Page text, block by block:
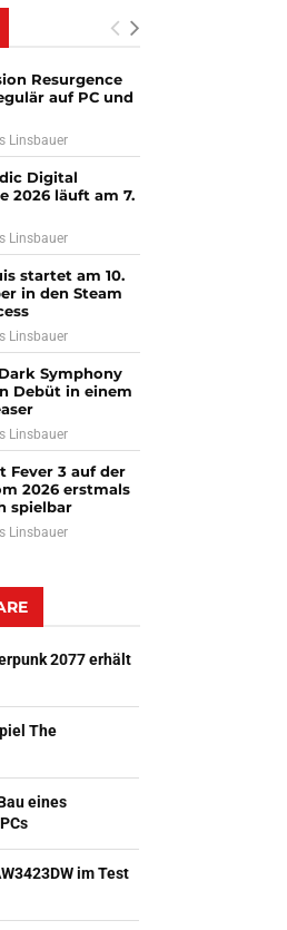
Resurgence
auf PC und
Linsbauer
Digital
2026 läuft am 7.
Linsbauer
startet am 10.
in den Steam
Linsbauer
Symphony
Debüt in einem
Linsbauer
Fever 3 auf der
2026 erstmals
spielbar
Linsbauer
2077 erhält
The
eines
im Test